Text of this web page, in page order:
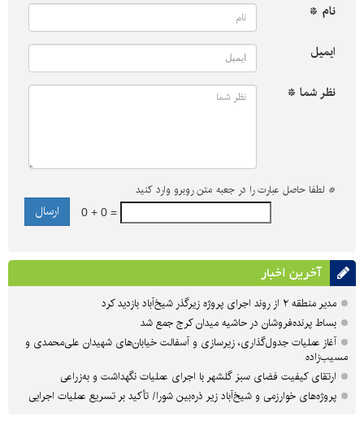
نام *
ایمیل
نظر شما *
* لطفا حاصل عبارت را در جعبه متن روبرو وارد کنید
0 + 0 =
آخرین اخبار
مدیر منطقه ۲ از روند اجرای پروژه زیرگذر شیخ‌آباد بازدید کرد
بساط پرنده‌فروشان در حاشیه میدان کرج جمع شد
آغاز عملیات جدول‌گذاری، زیرسازی و آسفالت خیابان‌های شهیدان علی‌محمدی و
مسیب‌زاده
ارتقای کیفیت فضای سبز گلشهر با اجرای عملیات نگهداشت و به‌زراعی
پروژه‌های خوارزمی و شیخ‌آباد زیر ذره‌بین شورا/ تأکید بر تسریع عملیات اجرایی